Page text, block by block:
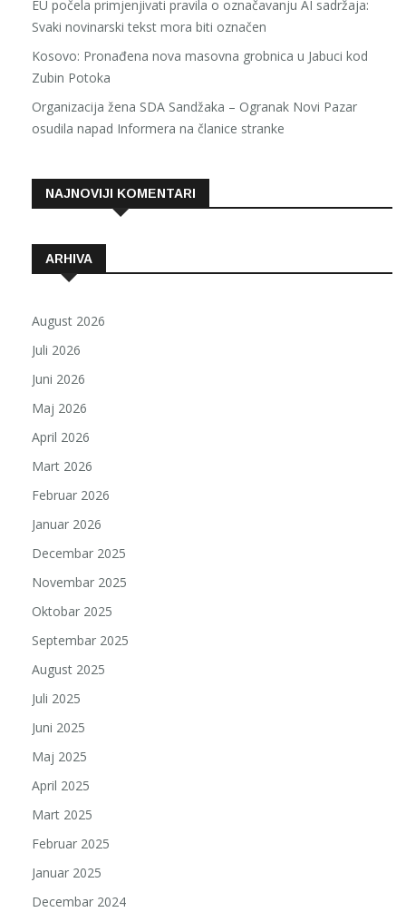
EU počela primjenjivati pravila o označavanju AI sadržaja:
Svaki novinarski tekst mora biti označen
Kosovo: Pronađena nova masovna grobnica u Jabuci kod
Zubin Potoka
Organizacija žena SDA Sandžaka – Ogranak Novi Pazar
osudila napad Informera na članice stranke
NAJNOVIJI KOMENTARI
ARHIVA
August 2026
Juli 2026
Juni 2026
Maj 2026
April 2026
Mart 2026
Februar 2026
Januar 2026
Decembar 2025
Novembar 2025
Oktobar 2025
Septembar 2025
August 2025
Juli 2025
Juni 2025
Maj 2025
April 2025
Mart 2025
Februar 2025
Januar 2025
Decembar 2024